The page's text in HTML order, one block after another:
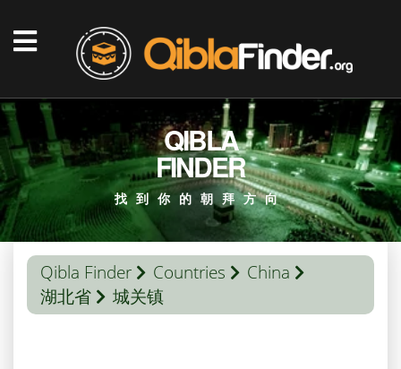
QIBLA
FINDER
找到你的朝拜方向
Qibla Finder Countries
China
湖北省
城关镇